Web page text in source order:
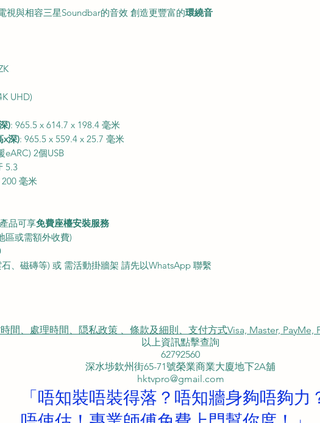
視與相容三星Soundbar的音效 創造更豐富的環繞音
UHD)
): 965.5 x 614.7 x 198.4 毫米
x深): 965.5 x 559.4 x 25.7 毫米
eARC) 2個USB
5.3
毫米
品可享免費座檯安裝服務
區或需額外收費)
、磁磚等) 或 需活動掛牆架 請先以WhatsApp 聯繫
間、處理時間、隠私政策 、條款及細則、支付方式Visa, Master, PayMe,
以上資訊點擊查詢
62792560
深水埗欽州街65-71號榮業商業大廈地下2A舖
hktvpro@gmail.com
「唔知裝唔裝得落？唔知牆身夠唔夠力